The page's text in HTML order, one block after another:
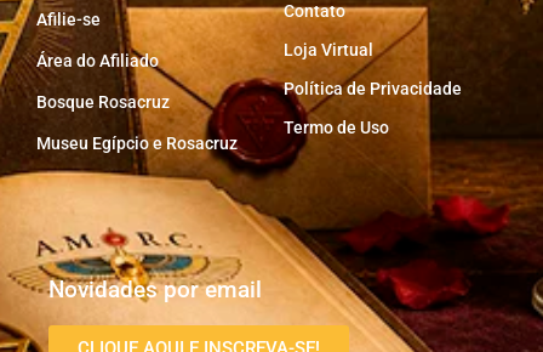
Afilie-se
Área do Afiliado
Bosque Rosacruz
Museu Egípcio e Rosacruz
Contato
Loja Virtual
Política de Privacidade
Termo de Uso
Novidades por email